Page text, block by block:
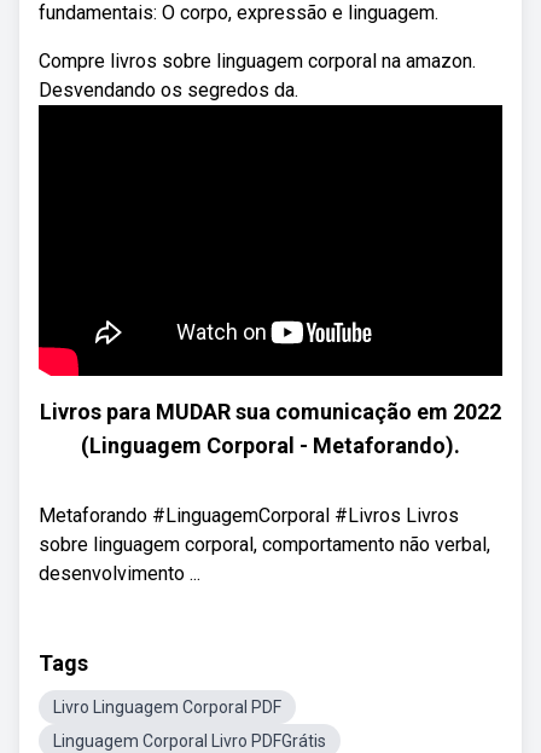
fundamentais: O corpo, expressão e linguagem.
Compre livros sobre linguagem corporal na amazon.
Desvendando os segredos da.
Livros para MUDAR sua comunicação em 2022
(Linguagem Corporal - Metaforando).
Metaforando #LinguagemCorporal #Livros Livros
sobre linguagem corporal, comportamento não verbal,
desenvolvimento ...
Tags
Livro Linguagem Corporal PDF
Linguagem Corporal Livro PDFGrátis